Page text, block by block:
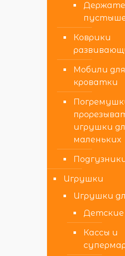
Коврики
Мобили для
кроватки
игрушки
маленьких
Игрушки
Игрушки
Детские
Кассы и